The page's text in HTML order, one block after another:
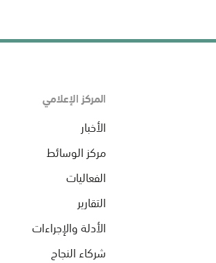
المركز الإعلامي
الأخبار
مركز الوسائط
الفعاليات
التقارير
الأدلة والإجراءات
شركاء النجاح